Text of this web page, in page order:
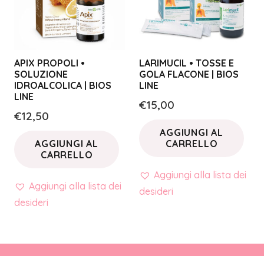
APIX PROPOLI •
SOLUZIONE
IDROALCOLICA | BIOS
LINE
€12,50
AGGIUNGI AL
CARRELLO
Aggiungi alla lista dei
desideri
LARIMUCIL • TOSSE E
GOLA FLACONE | BIOS
LINE
€15,00
AGGIUNGI AL
CARRELLO
Aggiungi alla lista dei
desideri